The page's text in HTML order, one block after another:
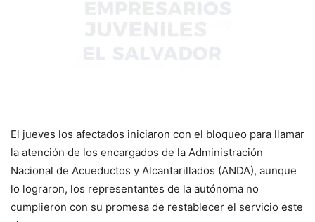
El jueves los afectados iniciaron con el bloqueo para llamar
la atención de los encargados de la Administración
Nacional de Acueductos y Alcantarillados (ANDA), aunque
lo lograron, los representantes de la autónoma no
cumplieron con su promesa de restablecer el servicio este